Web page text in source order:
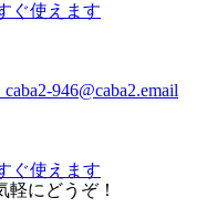
ぐ使えます
caba2-946@caba2.email
ぐ使えます
にどうぞ！